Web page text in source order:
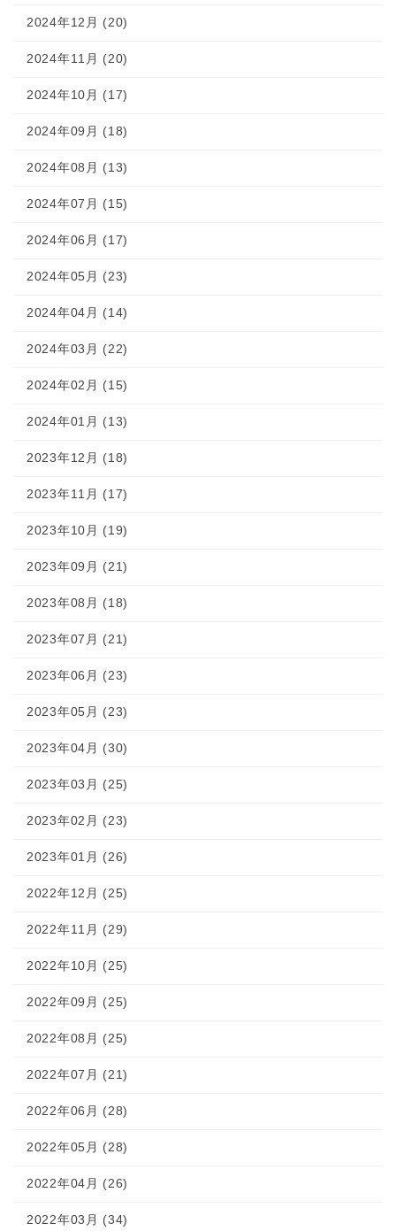
2024年12月 (20)
2024年11月 (20)
2024年10月 (17)
2024年09月 (18)
2024年08月 (13)
2024年07月 (15)
2024年06月 (17)
2024年05月 (23)
2024年04月 (14)
2024年03月 (22)
2024年02月 (15)
2024年01月 (13)
2023年12月 (18)
2023年11月 (17)
2023年10月 (19)
2023年09月 (21)
2023年08月 (18)
2023年07月 (21)
2023年06月 (23)
2023年05月 (23)
2023年04月 (30)
2023年03月 (25)
2023年02月 (23)
2023年01月 (26)
2022年12月 (25)
2022年11月 (29)
2022年10月 (25)
2022年09月 (25)
2022年08月 (25)
2022年07月 (21)
2022年06月 (28)
2022年05月 (28)
2022年04月 (26)
2022年03月 (34)